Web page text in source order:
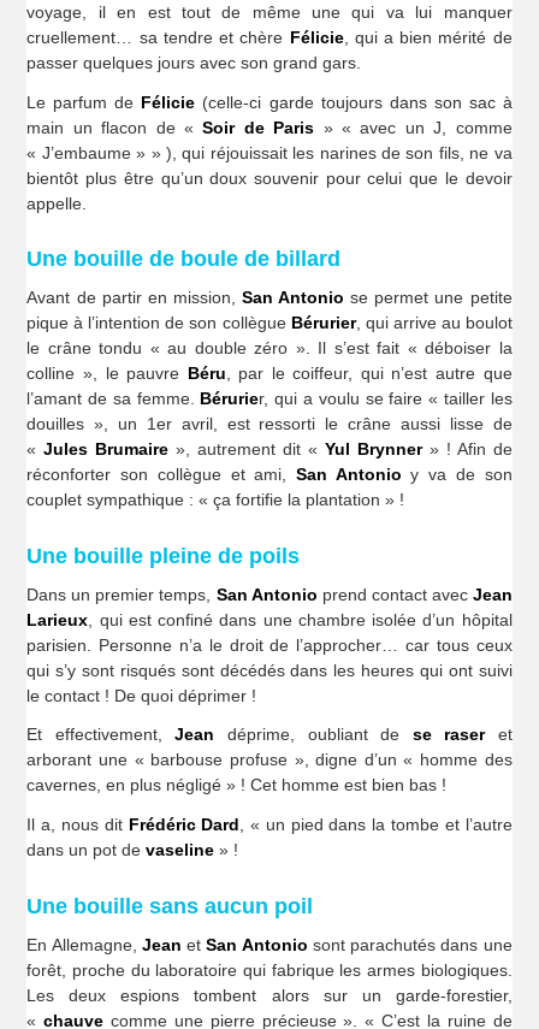
voyage, il en est tout de même une qui va lui manquer
cruellement… sa tendre et chère Félicie, qui a bien mérité de
passer quelques jours avec son grand gars.
Le parfum de Félicie (celle-ci garde toujours dans son sac à
main un flacon de «Soir de Paris » « avec un J, comme
« J’embaume » » ), qui réjouissait les narines de son fils, ne va
bientôt plus être qu’un doux souvenir pour celui que le devoir
appelle.
Une bouille de boule de billard
Avant de partir en mission, San Antoniose permet une petite
pique à l’intention de son collègue Bérurier, qui arrive au boulot
le crâne tondu « au double zéro ». Il s’est fait « déboiser la
colline », le pauvre Béru , par le coiffeur, qui n’est autre que
l’amant de sa femme. Bérurier, qui a voulu se faire « tailler les
douilles », un 1er avril, est ressorti le crâne aussi lisse de
«Jules Brumaire », autrement dit « Yul Brynner» ! Afin de
réconforter son collègue et ami, San Antonio y va de son
couplet sympathique : « ça fortifie la plantation » !
Une bouille pleine de poils
Dans un premier temps, San Antonio prend contact avec Jean
Larieux , qui est confiné dans une chambre isolée d’un hôpital
parisien. Personne n’a le droit de l’approcher… car tous ceux
qui s’y sont risqués sont décédés dans les heures qui ont suivi
le contact ! De quoi déprimer !
Et effectivement,Jean déprime, oubliant de se raseret
arborant une « barbouse profuse », digne d’un « homme des
cavernes, en plus négligé » ! Cet homme est bien bas !
Il a, nous dit Frédéric Dard, « un pied dans la tombe et l’autre
dans un pot devaseline » !
Une bouille sans aucun poil
En Allemagne, Jean etSan Antonio sont parachutés dans une
forêt, proche du laboratoire qui fabrique les armes biologiques.
Les deux espions tombent alors sur un garde-forestier,
«chauve comme une pierre précieuse ». « C’est la ruine de